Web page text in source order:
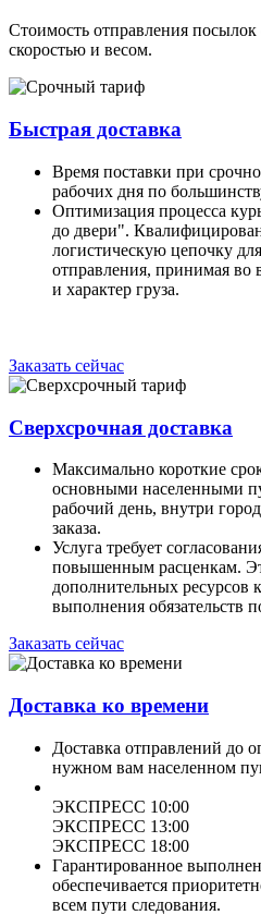
Стоимость отправления посылок
скоростью и весом.
Быстрая доставка
Время поставки при
рабочих дня по
Оптимизация процесса
до двери".
логистическую цепочку
отправления, принимая во
и характер груза.
Заказать сейчас
Сверхсрочная доставка
Максимально короткие
основными населенными
рабочий день, внутри
заказа.
Услуга требует
повышенным расценкам.
дополнительных ресурсов
выполнения обязательств
Заказать сейчас
Доставка ко времени
Доставка отправлений до
нужном вам населенном
ЭКСПРЕСС 10:00
ЭКСПРЕСС 13:00
ЭКСПРЕСС 18:00
Гарантированное
обеспечивается
всем пути следования.